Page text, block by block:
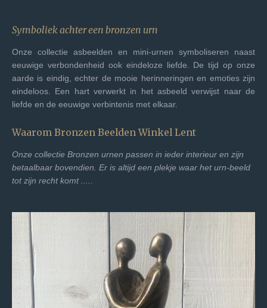
Symboliek achter een bronzen urn
Onze collectie asbeelden en mini-urnen symboliseren naast
eeuwige verbondenheid ook eindeloze liefde. De tijd op onze
aarde is eindig, echter de mooie herinneringen en emoties zijn
eindeloos. Een hart verwerkt in het asbeeld verwijst naar de
liefde en de eeuwige verbintenis met elkaar.
Waarom Bronzen Beelden Winkel Lent
Onze collectie Bronzen urnen passen in ieder interieur en zijn
betaalbaar bovendien. Er is altijd een plekje waar het urn-beeld
tot zijn recht komt .....